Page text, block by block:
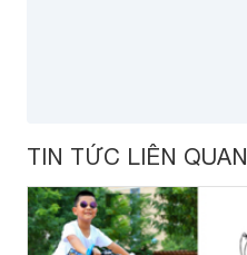
TIN TỨC LIÊN QUAN